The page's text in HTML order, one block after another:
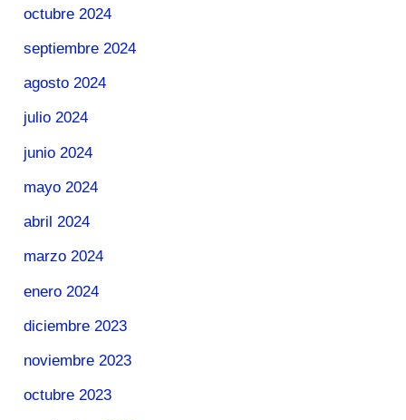
octubre 2024
septiembre 2024
agosto 2024
julio 2024
junio 2024
mayo 2024
abril 2024
marzo 2024
enero 2024
diciembre 2023
noviembre 2023
octubre 2023